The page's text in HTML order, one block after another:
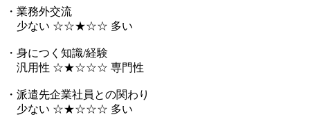
・業務外交流
少ない ☆☆★☆☆ 多い
・身につく知識/経験
汎用性 ☆★☆☆☆ 専門性
・派遣先企業社員との関わり
少ない ☆★☆☆☆ 多い